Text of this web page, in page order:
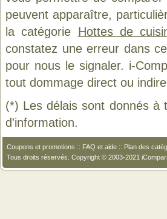
peuvent apparaître,
la catégorie Hottes de
constatez une erreur dans
pour nous le signaler. i-
tout dommage direct ou
(*) Les délais sont donnés à
d'information.
Coupons et promotions :: FAQ et aide :: Plan des
Tous droits réservés. Copyright © 2003-2021